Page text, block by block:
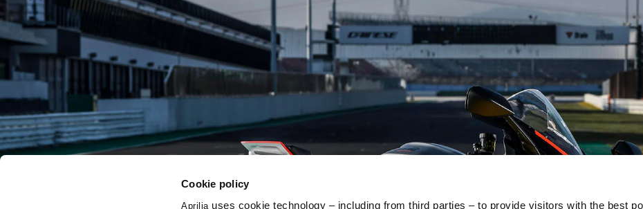
Cookie policy
Aprilia uses cookie technology – including from third parties – to provide visitors with the best